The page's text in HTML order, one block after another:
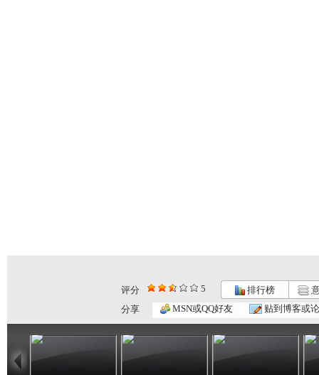
评分 5 排行榜
分享
MSN或QQ好友 贴到博客或
11:10
动漫世界 ...
10:17
动漫世界 ...
09:13